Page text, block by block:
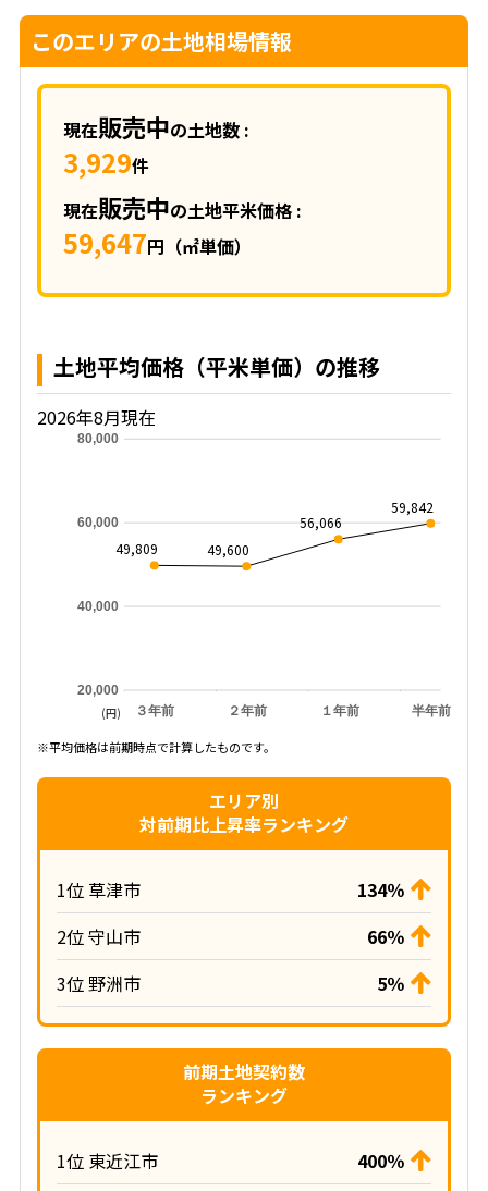
このエリアの土地相場情報
現在販売中の土地数 :
3,929件
現在販売中の土地平米価格 :
59,647円（㎡単価）
土地平均価格（平米単価）の推移
2026年8月現在
３年前 ２年前 １年前 半年前
20,000
40,000
60,000
80,000
49,809 49,600
56,066
59,842
(円)
※平均価格は前期時点で計算したものです。
エリア別
対前期比上昇率ランキング
1位 草津市
134％
2位 守山市
66％
3位 野洲市
5％
前期土地契約数
ランキング
1位 東近江市
400％